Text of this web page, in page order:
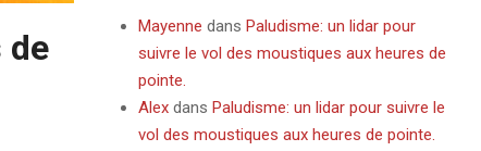
de
Mayenne dans Paludisme: un lidar pour
suivre le vol des moustiques aux heures de
pointe.
Alexdans Paludisme: un lidar pour suivre le
vol des moustiques aux heures de pointe.